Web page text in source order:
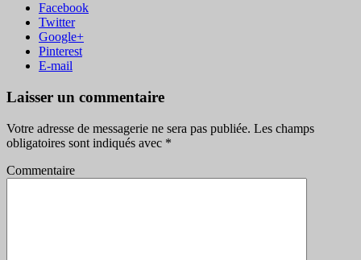
Facebook
Twitter
Google+
Pinterest
E-mail
Laisser un commentaire
Votre adresse de messagerie ne sera pas publiée. Les champs
obligatoires sont indiqués avec *
Commentaire